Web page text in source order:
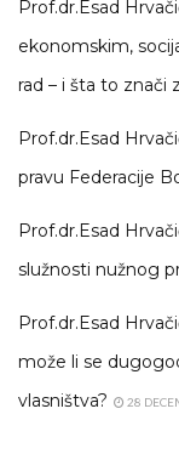
Prof.dr.Esad
ekonomskim,
rad – i šta to znači
Prof.dr.Esad
pravu Federacije
Prof.dr.Esad
služnosti nužnog
Prof.dr.Esad
može li se
vlasništva?
28